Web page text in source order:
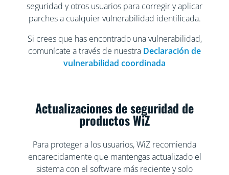
seguridad y otros usuarios para corregir y aplicar
parches a cualquier vulnerabilidad identificada.
Si crees que has encontrado una vulnerabilidad,
comunícate a través de nuestra Declaración de
vulnerabilidad coordinada
Actualizaciones de seguridad de
productos WiZ
Para proteger a los usuarios, WiZ recomienda
encarecidamente que mantengas actualizado el
sistema con el software más reciente y solo